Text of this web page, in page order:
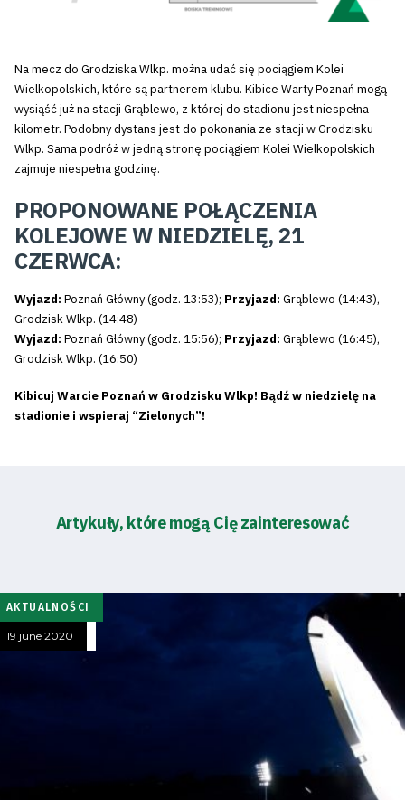
Na mecz do Grodziska Wlkp. można udać się pociągiem Kolei
Wielkopolskich, które są partnerem klubu. Kibice Warty Poznań mogą
wysiąść już na stacji Grąblewo, z której do stadionu jest niespełna
kilometr. Podobny dystans jest do pokonania ze stacji w Grodzisku
Wlkp. Sama podróż w jedną stronę pociągiem Kolei Wielkopolskich
zajmuje niespełna godzinę.
PROPONOWANE POŁĄCZENIA
KOLEJOWE W NIEDZIELĘ, 21
CZERWCA:
Wyjazd: Poznań Główny (godz. 13:53); Przyjazd: Grąblewo (14:43),
Grodzisk Wlkp. (14:48)
Wyjazd: Poznań Główny (godz. 15:56); Przyjazd: Grąblewo (16:45),
Grodzisk Wlkp. (16:50)
Kibicuj Warcie Poznań w Grodzisku Wlkp! Bądź w niedzielę na
stadionie i wspieraj “Zielonych”!
Artykuły, które mogą Cię zainteresować
AKTUALNOŚCI
19 june 2020